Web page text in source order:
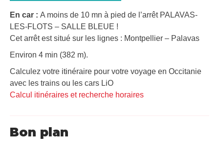
En car : A moins de 10 mn à pied de l’arrêt PALAVAS-
LES-FLOTS – SALLE BLEUE !
Cet arrêt est situé sur les lignes : Montpellier – Palavas
Environ 4 min (382 m).
Calculez votre itinéraire pour votre voyage en Occitanie
avec les trains ou les cars LiO
Calcul itinéraires et recherche horaires
Bon plan